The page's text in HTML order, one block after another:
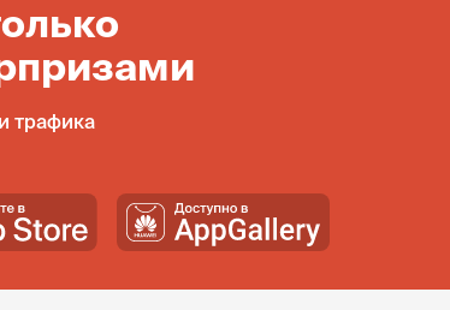
трафика